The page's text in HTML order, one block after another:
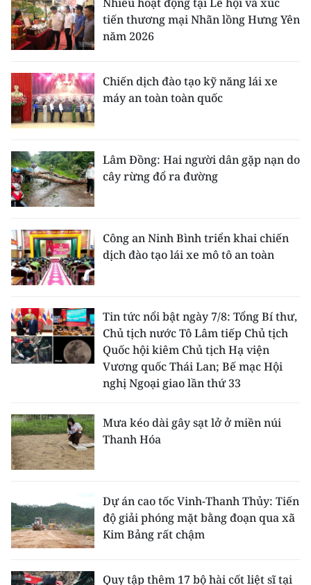
tiến thương mại Nhãn lồng Hưng Yên
năm 2026
Chiến dịch đào tạo kỹ năng lái xe
máy an toàn toàn quốc
Lâm Đồng: Hai người dân gặp nạn do
cây rừng đổ ra đường
Công an Ninh Bình triển khai chiến
dịch đào tạo lái xe mô tô an toàn
Tin tức nổi bật ngày 7/8: Tổng Bí thư,
Chủ tịch nước Tô Lâm tiếp Chủ tịch
Quốc hội kiêm Chủ tịch Hạ viện
Vương quốc Thái Lan; Bế mạc Hội
nghị Ngoại giao lần thứ 33
Mưa kéo dài gây sạt lở ở miền núi
Thanh Hóa
Dự án cao tốc Vinh-Thanh Thủy: Tiến
độ giải phóng mặt bằng đoạn qua xã
Kim Bảng rất chậm
Quy tập thêm 17 bộ hài cốt liệt sĩ tại